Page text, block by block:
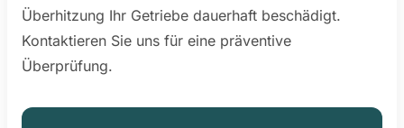
Überhitzung Ihr Getriebe dauerhaft beschädigt.
Kontaktieren Sie uns für eine präventive
Überprüfung.